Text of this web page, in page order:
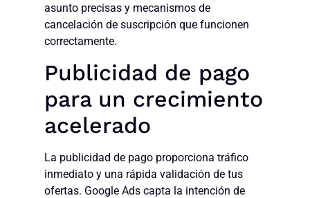
asunto precisas y mecanismos de
cancelación de suscripción que funcionen
correctamente.
Publicidad de pago
para un crecimiento
acelerado
La publicidad de pago proporciona tráfico
inmediato y una rápida validación de tus
ofertas. Google Ads capta la intención de